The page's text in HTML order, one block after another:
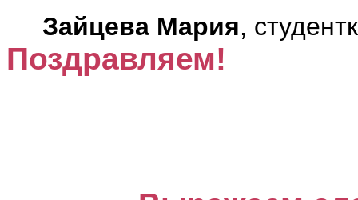
Зайцева Мария,
Поздравляем!